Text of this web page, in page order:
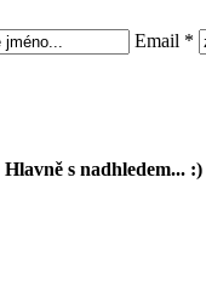
Email *
Hlavně s nadhledem... :)